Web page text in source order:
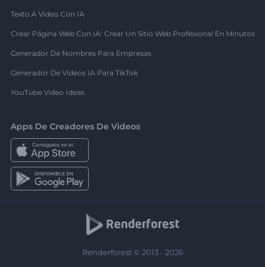
Texto A Video Con IA
Crear Página Web Con IA: Crear Un Sitio Web Profesional En Minutos
Generador De Nombres Para Empresas
Generador De Videos IA Para TikTok
YouTube Video Ideas
Apps De Creadores De Videos
Renderforest © 2013 - 2026